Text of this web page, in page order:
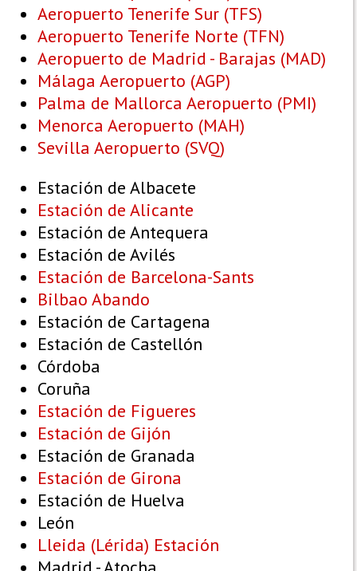
Aeropuerto Tenerife Sur (TFS)
Aeropuerto Tenerife Norte (TFN)
Aeropuerto de Madrid - Barajas (MAD)
Málaga Aeropuerto (AGP)
Palma de Mallorca Aeropuerto (PMI)
Menorca Aeropuerto (MAH)
Sevilla Aeropuerto (SVQ)
Estación de Albacete
Estación de Alicante
Estación de Antequera
Estación de Avilés
Estación de Barcelona-Sants
Bilbao Abando
Estación de Cartagena
Estación de Castellón
Córdoba
Coruña
Estación de Figueres
Estación de Gijón
Estación de Granada
Estación de Girona
Estación de Huelva
León
Lleida (Lérida) Estación